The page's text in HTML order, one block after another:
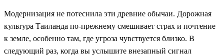
Модернизация не потеснила эти древние обычаи. Дорожная
культура Таиланда по-прежнему смешивает страх и почтение
к земле, особенно там, где угроза чувствуется близко. В
следующий раз, когда вы услышите внезапный сигнал